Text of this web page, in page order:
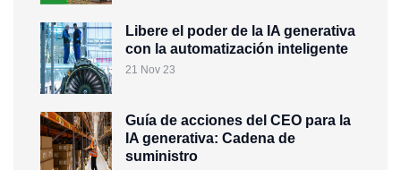
Libere el poder de la IA generativa
con la automatización inteligente
21 Nov 23
Guía de acciones del CEO para la
IA generativa: Cadena de
suministro